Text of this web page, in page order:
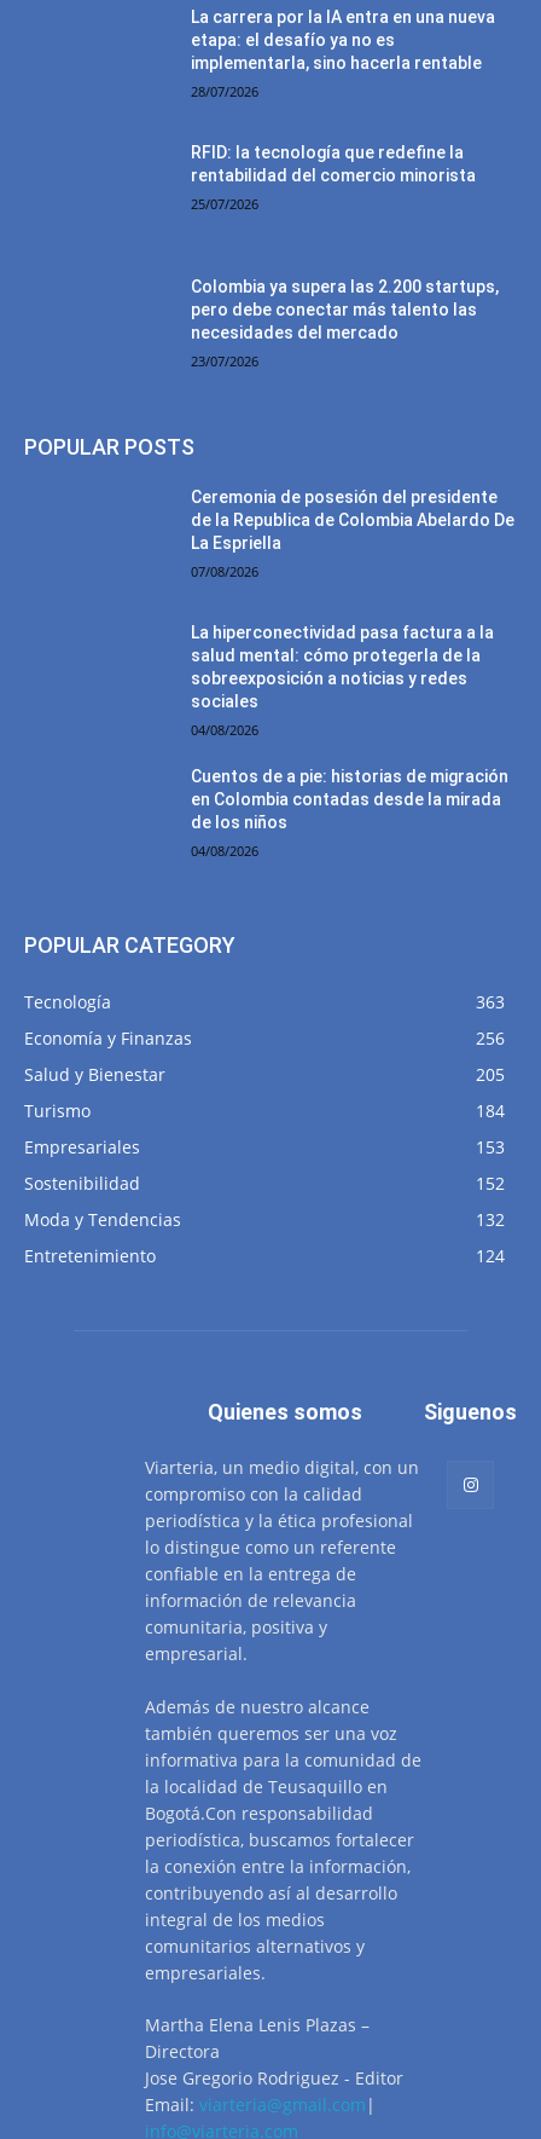
La carrera por la IA entra en una nueva
etapa: el desafío ya no es
implementarla, sino hacerla rentable
28/07/2026
RFID: la tecnología que redefine la
rentabilidad del comercio minorista
25/07/2026
Colombia ya supera las 2.200 startups,
pero debe conectar más talento las
necesidades del mercado
23/07/2026
POPULAR POSTS
Ceremonia de posesión del presidente
de la Republica de Colombia Abelardo De
La Espriella
07/08/2026
La hiperconectividad pasa factura a la
salud mental: cómo protegerla de la
sobreexposición a noticias y redes
sociales
04/08/2026
Cuentos de a pie: historias de migración
en Colombia contadas desde la mirada
de los niños
04/08/2026
POPULAR CATEGORY
Tecnología
363
Economía y Finanzas
256
Salud y Bienestar
205
Turismo
184
Empresariales
153
Sostenibilidad
152
Moda y Tendencias
132
Entretenimiento
124
Quienes somos
Viarteria, un medio digital, con un
compromiso con la calidad
periodística y la ética profesional
lo distingue como un referente
confiable en la entrega de
información de relevancia
comunitaria, positiva y
empresarial.
Además de nuestro alcance
también queremos ser una voz
informativa para la comunidad de
la localidad de Teusaquillo en
Bogotá.Con responsabilidad
periodística, buscamos fortalecer
la conexión entre la información,
contribuyendo así al desarrollo
integral de los medios
comunitarios alternativos y
empresariales.
Martha Elena Lenis Plazas –
Directora
Jose Gregorio Rodriguez - Editor
Email: viarteria@gmail.com |
info@viarteria.com
Siguenos